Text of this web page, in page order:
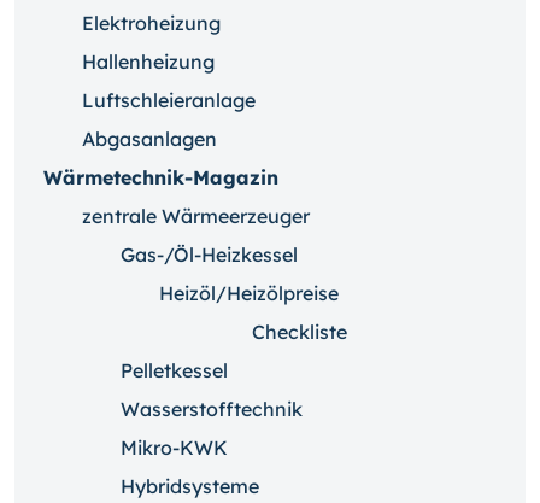
Elektroheizung
Hallenheizung
Luftschleieranlage
Abgasanlagen
Wärmetechnik-Magazin
zentrale Wärmeerzeuger
Gas-/Öl-Heizkessel
Heizöl/Heizölpreise
Checkliste
Pelletkessel
Wasserstofftechnik
Mikro-KWK
Hybridsysteme